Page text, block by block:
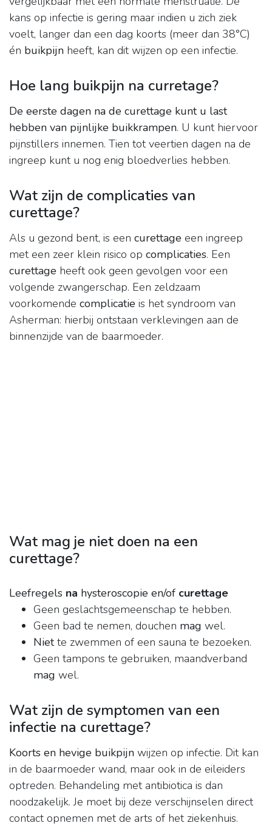
kans op infectie is gering maar indien u zich ziek
voelt, langer dan een dag koorts (meer dan 38°C)
én buikpijn heeft, kan dit wijzen op een infectie.
Hoe lang buikpijn na curretage?
De eerste dagen na de curettage kunt u last
hebben van pijnlijke buikkrampen. U kunt hiervoor
pijnstillers innemen. Tien tot veertien dagen na de
ingreep kunt u nog enig bloedverlies hebben.
Wat zijn de complicaties van
curettage?
Als u gezond bent, is een curettage een ingreep
met een zeer klein risico op complicaties. Een
curettage heeft ook geen gevolgen voor een
volgende zwangerschap. Een zeldzaam
voorkomende complicatie is het syndroom van
Asherman: hierbij ontstaan verklevingen aan de
binnenzijde van de baarmoeder.
Wat mag je niet doen na een
curettage?
Leefregels na hysteroscopie en/of curettage
Geen geslachtsgemeenschap te hebben.
Geen bad te nemen, douchen mag wel.
Niette zwemmen of een sauna te bezoeken.
Geen tampons te gebruiken, maandverband
mag wel.
Wat zijn de symptomen van een
infectie na curettage?
Koorts en hevige buikpijn wijzen op infectie. Dit kan
in de baarmoeder wand, maar ook in de eileiders
optreden. Behandeling met antibiotica is dan
noodzakelijk. Je moet bij deze verschijnselen direct
contact opnemen met de arts of het ziekenhuis.